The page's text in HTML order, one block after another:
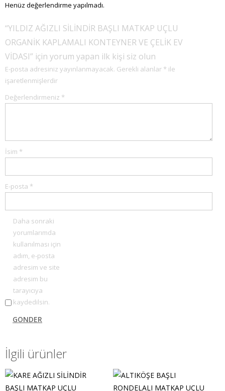
Henüz değerlendirme yapılmadı.
“YILDIZ AĞIZLI SİLİNDİR BAŞLI MATKAP UÇLU
ORGANİK KAPLAMALI KONTEYNER VE ÇELİK EV
VİDASI” için yorum yapan ilk kişi siz olun
E-posta adresiniz yayınlanmayacak. Gerekli alanlar * ile
işaretlenmişlerdir
Değerlendirmeniz *
İsim *
E-posta *
Daha sonraki
yorumlarımda
kullanılması için
adım, e-posta
adresim ve site
adresim bu
tarayıcıya
kaydedilsin.
İlgili ürünler